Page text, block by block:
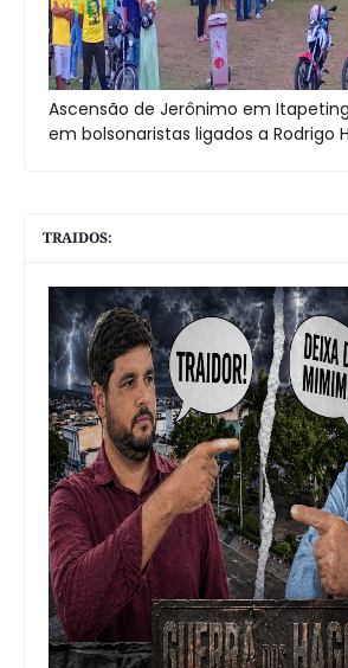
Ascensão de Jerônimo em
em bolsonaristas ligados a Rodrigo
TRAIDOS: